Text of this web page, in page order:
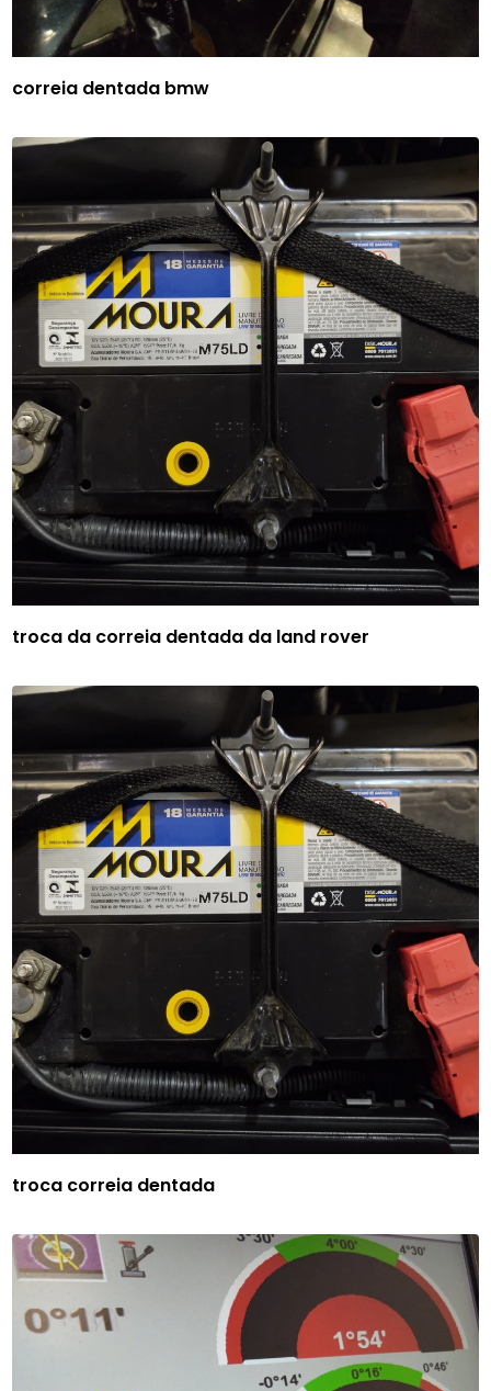
correia dentada bmw
troca da correia dentada da land rover
troca correia dentada